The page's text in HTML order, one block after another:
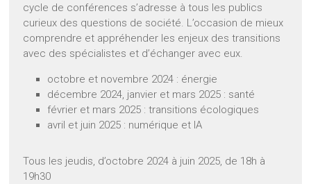
cycle de conférences s’adresse à tous les publics
curieux des questions de société. L’occasion de mieux
comprendre et appréhender les enjeux des transitions
avec des spécialistes et d’échanger avec eux.
octobre et novembre 2024 : énergie
décembre 2024, janvier et mars 2025 : santé
février et mars 2025 : transitions écologiques
avril et juin 2025 : numérique et IA
Tous les jeudis, d’octobre 2024 à juin 2025, de 18h à
19h30